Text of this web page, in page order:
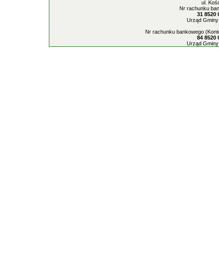
ul.
Nr rachunku
31 8520
Urząd
Nr rachunku bankowego
84 8520
Urząd